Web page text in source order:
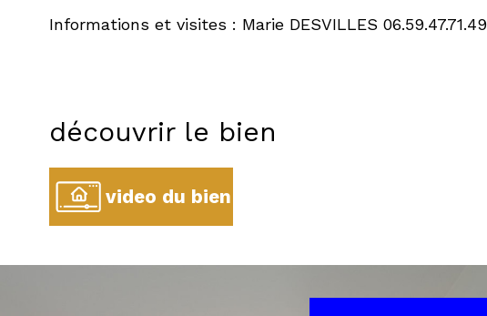
Informations et visites : Marie DESVILLES 06.59.47.71.49
découvrir le bien
video du bien